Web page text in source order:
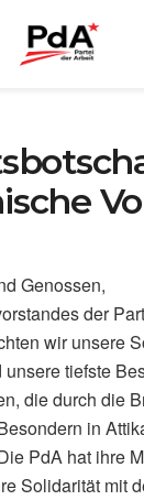
Genossen,
der
wir unsere
tiefste
die durch die
in
PdA hat ihre
Solidarität mit